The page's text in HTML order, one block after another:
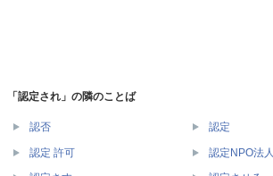
「認定され」の隣のことば
認否 認定
認定 許可 認定NPO法人